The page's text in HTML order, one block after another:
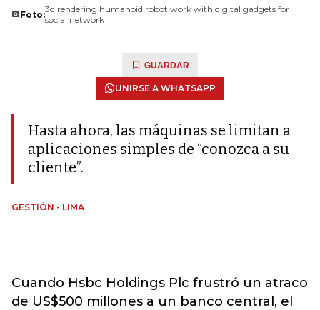
Foto:3d rendering humanoid robot work with digital gadgets for
social network
GUARDAR
UNIRSE A WHATSAPP
Hasta ahora, las máquinas se limitan a
aplicaciones simples de “conozca a su
cliente”.
GESTIÓN - LIMA
Cuando Hsbc Holdings Plc frustró un atraco
de US$500 millones a un banco central, el